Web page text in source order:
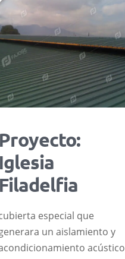
Proyecto:
Iglesia
Filadelfia
especial que
un aislamiento y
acústico